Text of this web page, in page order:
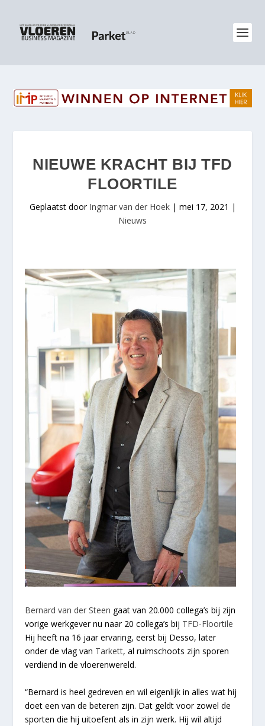
NIEUWE KRACHT BIJ TFD
FLOORTILE
Geplaatst door Ingmar van der Hoek| mei 17, 2021 |
Nieuws
Bernard van der Steen gaat van 20.000 collega’s bij zijn
vorige werkgever nu naar 20 collega’s bij TFD-Floortile
Hij heeft na 16 jaar ervaring, eerst bij Desso, later
onder de vlag van Tarkett, al ruimschoots zijn sporen
verdiend in de vloerenwereld.
“Bernard is heel gedreven en wil eigenlijk in alles wat hij
doet een van de beteren zijn. Dat geldt voor zowel de
sporten die hij uitoefent als in zijn werk. Hij wil altijd